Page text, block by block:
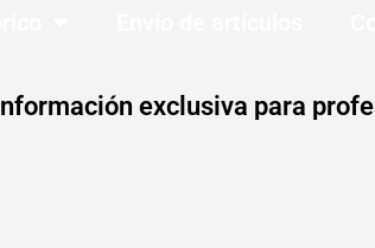
exclusiva para